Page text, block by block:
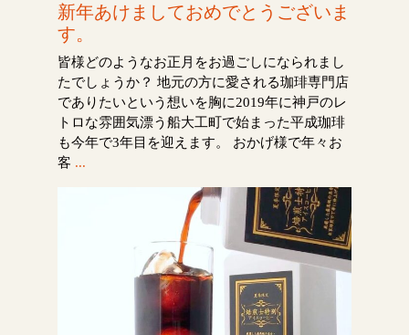
新年あけましておめでとうございま
す。
皆様どのようなお正月をお過ごしになられまし
たでしょうか？ 地元の方に愛される珈琲専門店
でありたいという想いを胸に2019年に神戸のレ
トロな雰囲気漂う船大工町で始まった平成珈琲
も今年で3年目を迎えます。 おかげ様で年々お
客 ...